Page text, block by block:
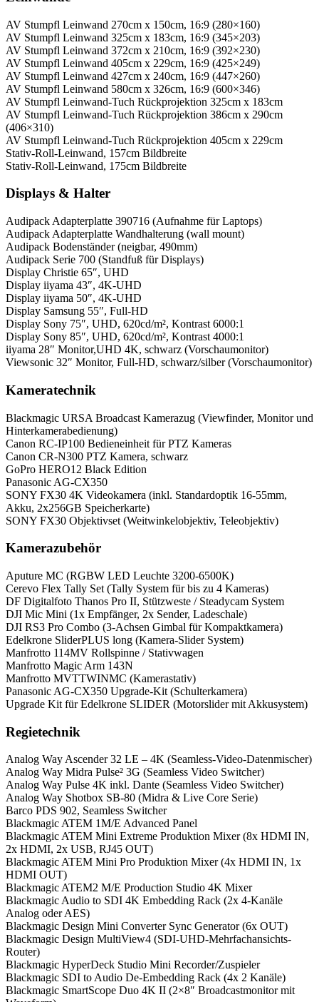
AV Stumpfl Leinwand 270cm x 150cm, 16:9 (280×160)
AV Stumpfl Leinwand 325cm x 183cm, 16:9 (345×203)
AV Stumpfl Leinwand 372cm x 210cm, 16:9 (392×230)
AV Stumpfl Leinwand 405cm x 229cm, 16:9 (425×249)
AV Stumpfl Leinwand 427cm x 240cm, 16:9 (447×260)
AV Stumpfl Leinwand 580cm x 326cm, 16:9 (600×346)
AV Stumpfl Leinwand-Tuch Rückprojektion 325cm x 183cm
AV Stumpfl Leinwand-Tuch Rückprojektion 386cm x 290cm
(406×310)
AV Stumpfl Leinwand-Tuch Rückprojektion 405cm x 229cm
Stativ-Roll-Leinwand, 157cm Bildbreite
Stativ-Roll-Leinwand, 175cm Bildbreite
Displays & Halter
Audipack Adapterplatte 390716 (Aufnahme für Laptops)
Audipack Adapterplatte Wandhalterung (wall mount)
Audipack Bodenständer (neigbar, 490mm)
Audipack Serie 700 (Standfuß für Displays)
Display Christie 65″, UHD
Display iiyama 43″, 4K-UHD
Display iiyama 50″, 4K-UHD
Display Samsung 55″, Full-HD
Display Sony 75″, UHD, 620cd/m², Kontrast 6000:1
Display Sony 85″, UHD, 620cd/m², Kontrast 4000:1
iiyama 28″ Monitor,UHD 4K, schwarz (Vorschaumonitor)
Viewsonic 32″ Monitor, Full-HD, schwarz/silber (Vorschaumonitor)
Kameratechnik
Blackmagic URSA Broadcast Kamerazug (Viewfinder, Monitor und
Hinterkamerabedienung)
Canon RC-IP100 Bedieneinheit für PTZ Kameras
Canon CR-N300 PTZ Kamera, schwarz
GoPro HERO12 Black Edition
Panasonic AG-CX350
SONY FX30 4K Videokamera (inkl. Standardoptik 16-55mm,
Akku, 2x256GB Speicherkarte)
SONY FX30 Objektivset (Weitwinkelobjektiv, Teleobjektiv)
Kamerazubehör
Aputure MC (RGBW LED Leuchte 3200-6500K)
Cerevo Flex Tally Set (Tally System für bis zu 4 Kameras)
DF Digitalfoto Thanos Pro II, Stützweste / Steadycam System
DJI Mic Mini (1x Empfänger, 2x Sender, Ladeschale)
DJI RS3 Pro Combo (3-Achsen Gimbal für Kompaktkamera)
Edelkrone SliderPLUS long (Kamera-Slider System)
Manfrotto 114MV Rollspinne / Stativwagen
Manfrotto Magic Arm 143N
Manfrotto MVTTWINMC (Kamerastativ)
Panasonic AG-CX350 Upgrade-Kit (Schulterkamera)
Upgrade Kit für Edelkrone SLIDER (Motorslider mit Akkusystem)
Regietechnik
Analog Way Ascender 32 LE – 4K (Seamless-Video-Datenmischer)
Analog Way Midra Pulse² 3G (Seamless Video Switcher)
Analog Way Pulse 4K inkl. Dante (Seamless Video Switcher)
Analog Way Shotbox SB-80 (Midra & Live Core Serie)
Barco PDS 902, Seamless Switcher
Blackmagic ATEM 1M/E Advanced Panel
Blackmagic ATEM Mini Extreme Produktion Mixer (8x HDMI IN,
2x HDMI, 2x USB, RJ45 OUT)
Blackmagic ATEM Mini Pro Produktion Mixer (4x HDMI IN, 1x
HDMI OUT)
Blackmagic ATEM2 M/E Production Studio 4K Mixer
Blackmagic Audio to SDI 4K Embedding Rack (2x 4-Kanäle
Analog oder AES)
Blackmagic Design Mini Converter Sync Generator (6x OUT)
Blackmagic Design MultiView4 (SDI-UHD-Mehrfachansichts-
Router)
Blackmagic HyperDeck Studio Mini Recorder/Zuspieler
Blackmagic SDI to Audio De-Embedding Rack (4x 2 Kanäle)
Blackmagic SmartScope Duo 4K II (2×8″ Broadcastmonitor mit